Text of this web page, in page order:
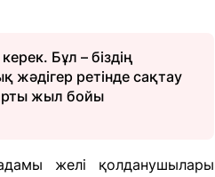
Бұл – біздің
жәдігер ретінде сақтау
жыл бойы
желі қолданушылары